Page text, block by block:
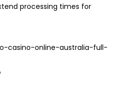
processing times for
casino-online-australia-full-